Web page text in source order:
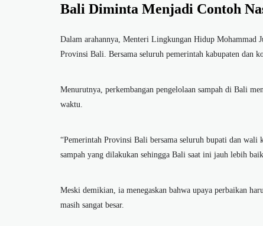
Bali Diminta Menjadi Contoh
Dalam arahannya, Menteri Lingkungan Hidup Mohammad
Provinsi Bali. Bersama seluruh pemerintah kabupaten dan
Menurutnya, perkembangan pengelolaan sampah di Bali
waktu.
“Pemerintah Provinsi Bali bersama seluruh bupati dan
sampah yang dilakukan sehingga Bali saat ini jauh lebih
Meski demikian, ia menegaskan bahwa upaya perbaikan
masih sangat besar.